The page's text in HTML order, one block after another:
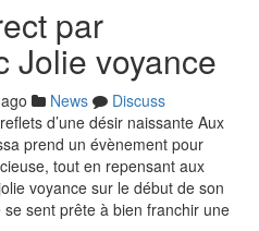
par
Jolie voyance
News
Discuss
d’une désir naissante Aux
prend un évènement pour
tout en repensant aux
voyance sur le début de son
sent prête à bien franchir une